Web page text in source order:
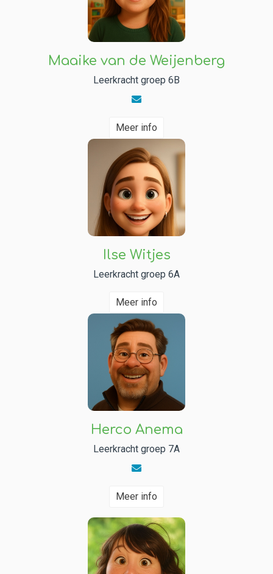
Maaike van de Weijenberg
Leerkracht groep 6B
Meer info
Ilse Witjes
Leerkracht groep 6A
Meer info
Herco Anema
Leerkracht groep 7A
Meer info